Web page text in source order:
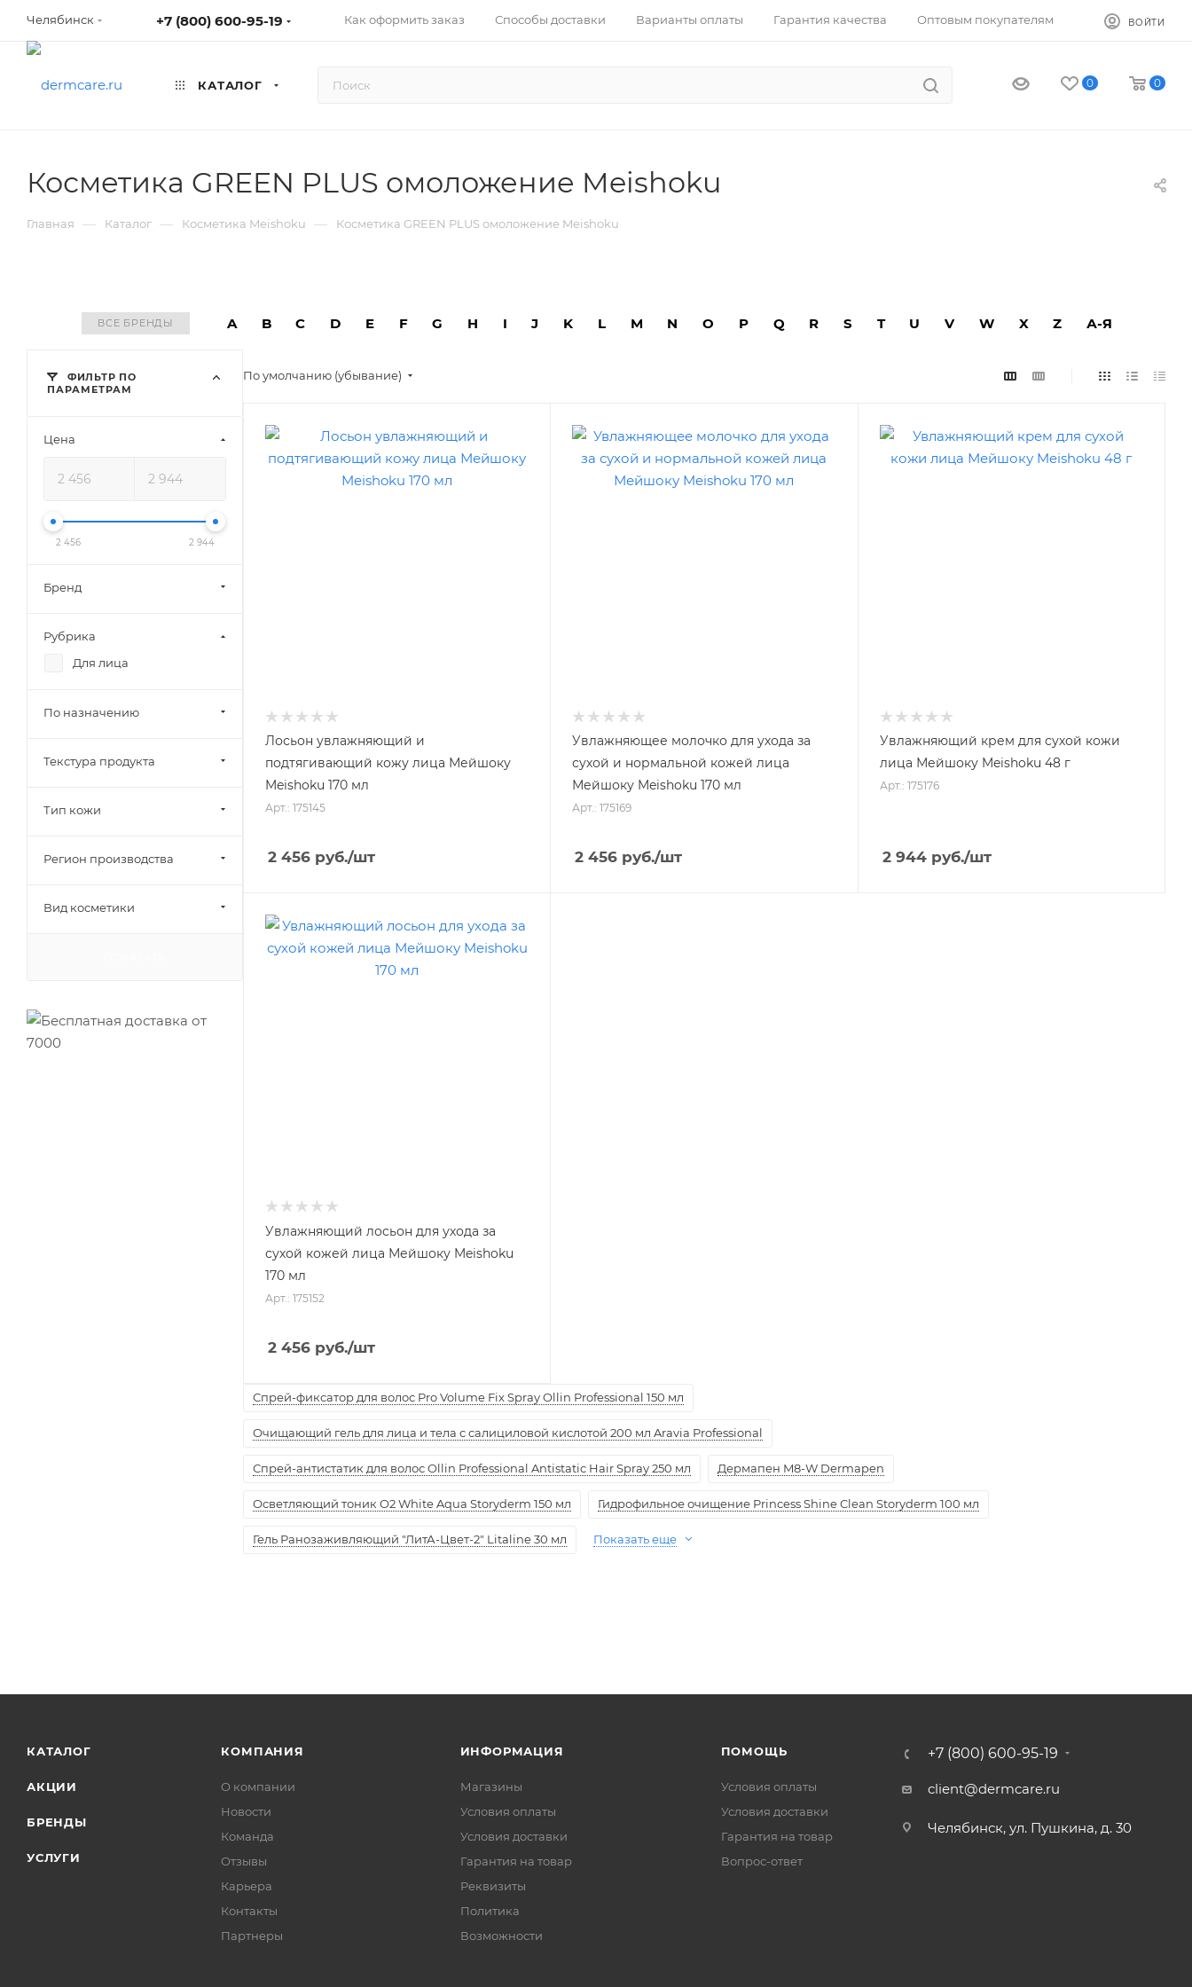
Челябинск +7 (800) 600-95-19 Как оформить заказ Способы доставки Варианты оплаты Гарантия качества Оптовым покупателям ВОЙТИ
КАТАЛОГ 0 0
Косметика GREEN PLUS омоложение Meishoku
Главная — Каталог — Косметика Meishoku — Косметика GREEN PLUS омоложение Meishoku
ВСЕ БРЕНДЫ A B C D E F G H I J K L M N O P Q R S T U V W X Z А-Я
По умолчанию (убывание)
Лосьон увлажняющий и
подтягивающий кожу лица Мейшоку
Meishoku 170 мл
Арт.: 175145
2 456 руб./шт
Увлажняющее молочко для ухода за
сухой и нормальной кожей лица
Мейшоку Meishoku 170 мл
Арт.: 175169
2 456 руб./шт
Увлажняющий крем для сухой кожи
лица Мейшоку Meishoku 48 г
Арт.: 175176
2 944руб./шт
Увлажняющий лосьон для ухода за
сухой кожей лица Мейшоку Meishoku
170 мл
Арт.: 175152
2 456 руб./шт
Спрей-фиксатор для волос Pro Volume Fix Spray Ollin Professional 150 мл
Очищающий гель для лица и тела с салициловой кислотой 200 мл Aravia Professional
Спрей-антистатик для волос Ollin Professional Antistatic Hair Spray 250 мл Дермапен M8-W Dermapen
Осветляющий тоник O2 White Aqua Storyderm 150 мл Гидрофильное очищение Princess Shine Clean Storyderm 100 мл
Гель Ранозаживляющий "ЛитА-Цвет-2" Litaline 30 мл Показать еще
ФИЛЬТР ПО
ПАРАМЕТРАМ
Цена
2 456 2 944
Бренд
Рубрика
Для лица
По назначению
Текстура продукта
Тип кожи
Регион производства
Вид косметики
КАТАЛОГ
АКЦИИ
БРЕНДЫ
УСЛУГИ
КОМПАНИЯ
О компании
Новости
Команда
Отзывы
Карьера
Контакты
Партнеры
ИНФОРМАЦИЯ
Магазины
Условия оплаты
Условия доставки
Гарантия на товар
Реквизиты
Политика
Возможности
ПОМОЩЬ
Условия оплаты
Условия доставки
Гарантия на товар
Вопрос-ответ
+7 (800) 600-95-19
client@dermcare.ru
Челябинск, ул. Пушкина, д. 30